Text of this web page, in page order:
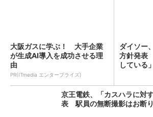
大阪ガスに学ぶ！ 大手企業
が生成AI導入を成功させる理
由
PR(ITmedia エンタープライズ)
ダイソー
方針発表
している」
京王電鉄、「カスハラに対
表 駅員の無断撮影はお断り